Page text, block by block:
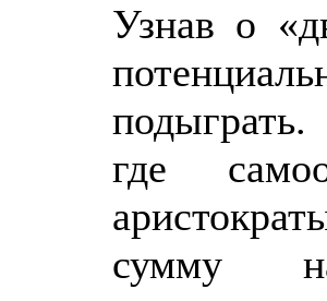
Узнав о
где
сумму